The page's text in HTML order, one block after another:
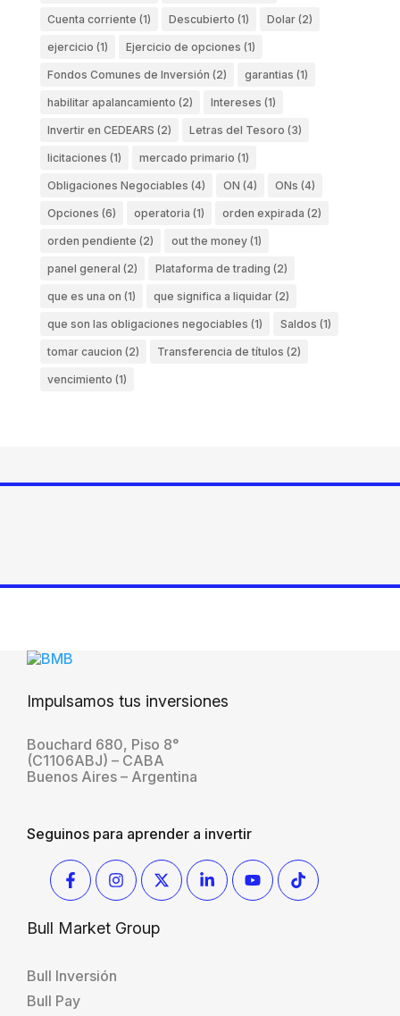
Cuenta corriente (1) Descubierto (1) Dolar(2)
ejercicio (1) Ejercicio de opciones (1)
Fondos Comunes de Inversión (2) garantias (1)
habilitar apalancamiento (2) Intereses (1)
Invertir en CEDEARS (2) Letras del Tesoro (3)
licitaciones (1) mercado primario (1)
Obligaciones Negociables (4) ON (4) ONs (4)
Opciones (6) operatoria (1) orden expirada (2)
orden pendiente (2) out the money(1)
panel general (2) Plataforma de trading (2)
que es una on (1) que significa a liquidar(2)
que son las obligaciones negociables (1) Saldos (1)
tomar caucion (2) Transferencia de títulos (2)
vencimiento (1)
Impulsamos tus inversiones
Bouchard 680, Piso 8°
(C1106ABJ) – CABA
Buenos Aires – Argentina
Seguinos para aprender a invertir
Bull Market Group
Bull Inversión
Bull Pay